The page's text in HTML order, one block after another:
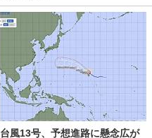
台風13号、予想進路に懸念広が